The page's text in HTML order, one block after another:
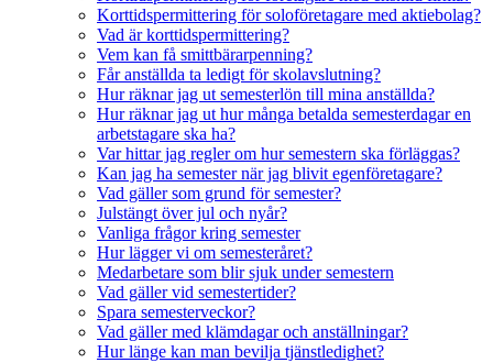
Korttidspermittering för soloföretagare med aktiebolag?
Vad är korttidspermittering?
Vem kan få smittbärarpenning?
Får anställda ta ledigt för skolavslutning?
Hur räknar jag ut semesterlön till mina anställda?
Hur räknar jag ut hur många betalda semesterdagar en
arbetstagare ska ha?
Var hittar jag regler om hur semestern ska förläggas?
Kan jag ha semester när jag blivit egenföretagare?
Vad gäller som grund för semester?
Julstängt över jul och nyår?
Vanliga frågor kring semester
Hur lägger vi om semesteråret?
Medarbetare som blir sjuk under semestern
Vad gäller vid semestertider?
Spara semesterveckor?
Vad gäller med klämdagar och anställningar?
Hur länge kan man bevilja tjänstledighet?